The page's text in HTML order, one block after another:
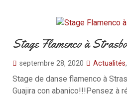
Stage Flamenco à
septembre 28, 2020 Actualités,
Stage de danse flamenco à
Guajira con abanico!!!Pensez à